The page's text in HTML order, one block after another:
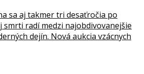
sa aj takmer tri desaťročia po
smrti radí medzi najobdivovanejšie
dejín. Nová aukcia vzácnych